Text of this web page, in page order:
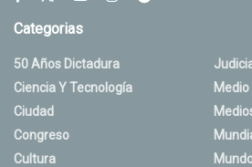
Categorias
50 Años Dictadura
Ciencia Y Tecnología
Ciudad
Congreso
Cultura